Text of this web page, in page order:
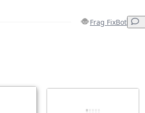
Frag FixBot